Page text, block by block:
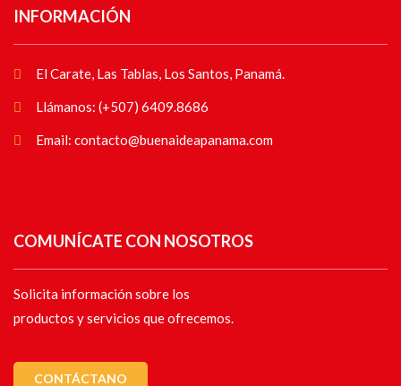
INFORMACIÓN
El Carate, Las Tablas, Los Santos, Panamá.
Llámanos: (+507) 6409.8686
Email: contacto@buenaideapanama.com
COMUNÍCATE CON NOSOTROS
Solicita información sobre los
productos y servicios que ofrecemos.
CONTÁCTANO